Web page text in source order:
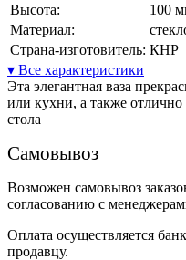
Высота:
100
Материал:
Страна-изготовитель: КНР
▾ Все характеристики
Эта элегантная ваза
или кухни, а также
стола
Самовывоз
Возможен самовывоз
согласованию с
Оплата осуществляется
продавцу.